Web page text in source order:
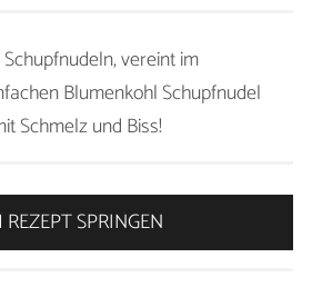
vereint im
Blumenkohl Schupfnudel
Schmelz und Biss!
SPRINGEN